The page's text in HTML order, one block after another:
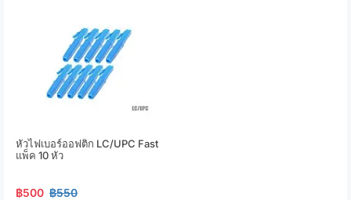
หัวไฟเบอร์ออฟติก LC/UPC Fast
แพ็ค 10 หัว
฿500 ฿550